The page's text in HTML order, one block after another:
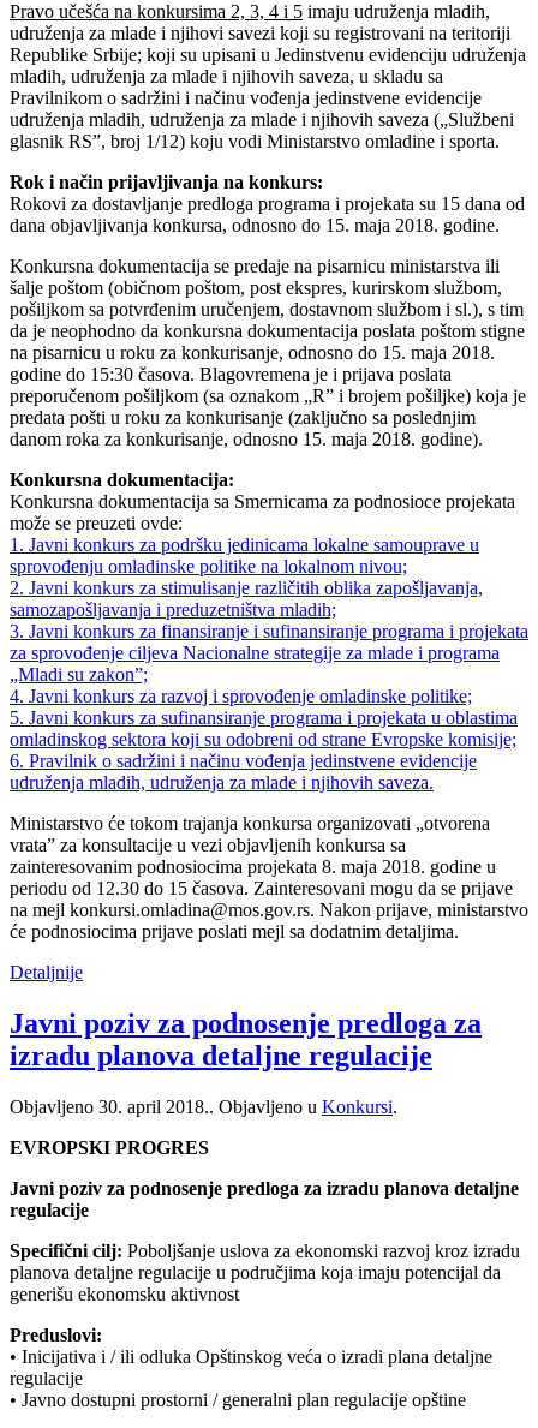
Pravo učešća na konkursima 2, 3, 4 i 5 imaju udruženja mladih,
udruženja za mlade i njihovi savezi koji su registrovani na teritoriji
Republike Srbije; koji su upisani u Jedinstvenu evidenciju udruženja
mladih, udruženja za mlade i njihovih saveza, u skladu sa
Pravilnikom o sadržini i načinu vođenja jedinstvene evidencije
udruženja mladih, udruženja za mlade i njihovih saveza („Službeni
glasnik RS”, broj 1/12) koju vodi Ministarstvo omladine i sporta.
Rok i način prijavljivanja na konkurs:
Rokovi za dostavljanje predloga programa i projekata su 15 dana od
dana objavljivanja konkursa, odnosno do 15. maja 2018. godine.
Konkursna dokumentacija se predaje na pisarnicu ministarstva ili
šalje poštom (običnom poštom, post ekspres, kurirskom službom,
pošiljkom sa potvrđenim uručenjem, dostavnom službom i sl.), s tim
da je neophodno da konkursna dokumentacija poslata poštom stigne
na pisarnicu u roku za konkurisanje, odnosno do 15. maja 2018.
godine do 15:30 časova. Blagovremena je i prijava poslata
preporučenom pošiljkom (sa oznakom „R” i brojem pošiljke) koja je
predata pošti u roku za konkurisanje (zaključno sa poslednjim
danom roka za konkurisanje, odnosno 15. maja 2018. godine).
Konkursna dokumentacija:
Konkursna dokumentacija sa Smernicama za podnosioce projekata
može se preuzeti ovde:
1. Javni konkurs za podršku jedinicama lokalne samouprave u
sprovođenju omladinske politike na lokalnom nivou;
2. Javni konkurs za stimulisanje različitih oblika zapošljavanja,
samozapošljavanja i preduzetništva mladih;
3. Javni konkurs za finansiranje i sufinansiranje programa i projekata
za sprovođenje ciljeva Nacionalne strategije za mlade i programa
„Mladi su zakon”;
4. Javni konkurs za razvoj i sprovođenje omladinske politike;
5. Javni konkurs za sufinansiranje programa i projekata u oblastima
omladinskog sektora koji su odobreni od strane Evropske komisije;
6. Pravilnik o sadržini i načinu vođenja jedinstvene evidencije
udruženja mladih, udruženja za mlade i njihovih saveza.
Ministarstvo će tokom trajanja konkursa organizovati „otvorena
vrata” za konsultacije u vezi objavljenih konkursa sa
zainteresovanim podnosiocima projekata 8. maja 2018. godine u
periodu od 12.30 do 15 časova. Zainteresovani mogu da se prijave
na mejl konkursi.omladina@mos.gov.rs. Nakon prijave, ministarstvo
će podnosiocima prijave poslati mejl sa dodatnim detaljima.
Detaljnije
Javni poziv za podnosenje predloga za
izradu planova detaljne regulacije
Objavljeno 30. april 2018.. Objavljeno u Konkursi.
EVROPSKI PROGRES
Javni poziv za podnosenje predloga za izradu planova detaljne
regulacije
Specifični cilj: Poboljšanje uslova za ekonomski razvoj kroz izradu
planova detaljne regulacije u područjima koja imaju potencijal da
generišu ekonomsku aktivnost
Preduslovi:
• Inicijativa i / ili odluka Opštinskog veća o izradi plana detaljne
regulacije
• Javno dostupni prostorni / generalni plan regulacije opštine